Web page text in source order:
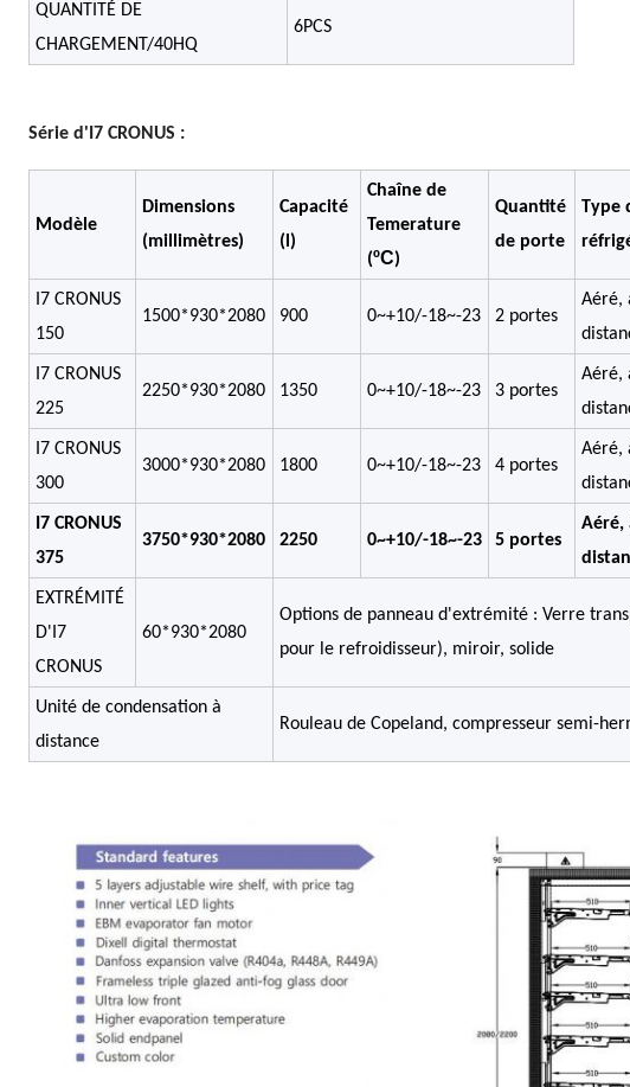
QUANTITÉ DE
CHARGEMENT/40HQ
6PCS
Série d'I7 CRONUS :
Modèle
Dimensions
(millimètres)
Capacité
(l)
Chaîne de
Temerature
(ºC)
Quantité
de porte
Type
I7 CRONUS
150
1500*930*2080 900 0~+10/-18~-23 2 portes
Aéré,
I7 CRONUS
225
2250*930*2080 1350 0~+10/-18~-23 3 portes
Aéré,
I7 CRONUS
300
3000*930*2080 1800 0~+10/-18~-23 4 portes
Aéré,
I7 CRONUS
375
3750*930*2080 2250 0~+10/-18~-23 5 portes
Aéré,
EXTRÉMITÉ
D'I7
CRONUS
60*930*2080
Options de panneau d'extrémité : Verre
pour le refroidisseur), miroir, solide
Unité de condensation à
distance
Rouleau de Copeland, compresseur semi-